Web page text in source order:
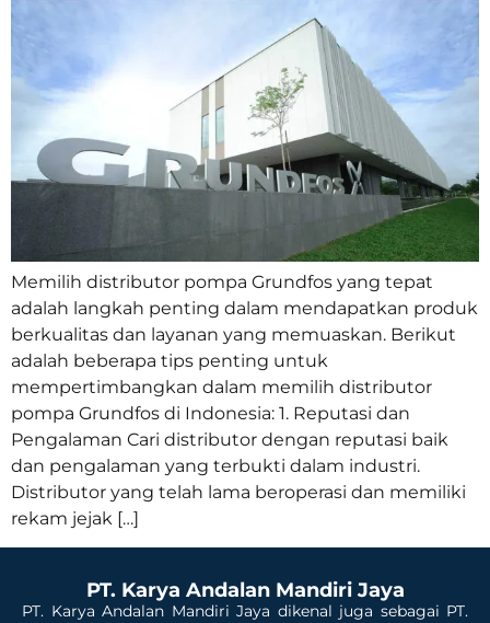
Memilih distributor pompa Grundfos yang tepat
adalah langkah penting dalam mendapatkan produk
berkualitas dan layanan yang memuaskan. Berikut
adalah beberapa tips penting untuk
mempertimbangkan dalam memilih distributor
pompa Grundfos di Indonesia: 1. Reputasi dan
Pengalaman Cari distributor dengan reputasi baik
dan pengalaman yang terbukti dalam industri.
Distributor yang telah lama beroperasi dan memiliki
rekam jejak […]
PT. Karya Andalan Mandiri Jaya
PT. Karya Andalan Mandiri Jaya dikenal juga sebagai PT.